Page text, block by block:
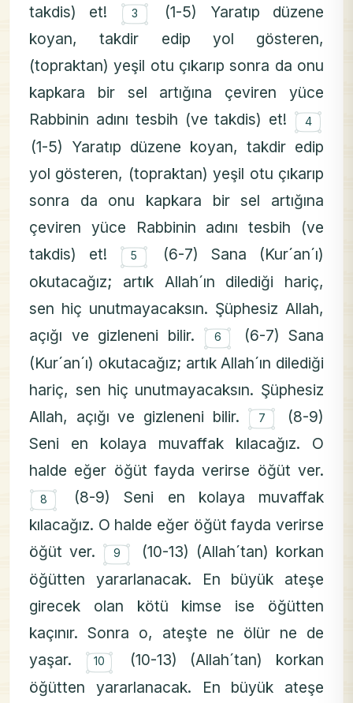
takdis) et! ۝
3
(1-5) Yaratıp düzene
koyan, takdir edip yol gösteren,
(topraktan) yeşil otu çıkarıp sonra da onu
kapkara bir sel artığına çeviren yüce
Rabbinin adını tesbih (ve takdis) et! ۝
4
(1-5) Yaratıp düzene koyan, takdir edip
yol gösteren, (topraktan) yeşil otu çıkarıp
sonra da onu kapkara bir sel artığına
çeviren yüce Rabbinin adını tesbih (ve
takdis) et! ۝
5
(6-7) Sana (Kur´an´ı)
okutacağız; artık Allah´ın dilediği hariç,
sen hiç unutmayacaksın. Şüphesiz Allah,
açığı ve gizleneni bilir. ۝
6
(6-7) Sana
(Kur´an´ı) okutacağız; artık Allah´ın dilediği
hariç, sen hiç unutmayacaksın. Şüphesiz
Allah, açığı ve gizleneni bilir. ۝
7
(8-9)
Seni en kolaya muvaffak kılacağız. O
halde eğer öğüt fayda verirse öğüt ver.
۝
8
(8-9) Seni en kolaya muvaffak
kılacağız. O halde eğer öğüt fayda verirse
öğüt ver. ۝
9
(10-13) (Allah´tan) korkan
öğütten yararlanacak. En büyük ateşe
girecek olan kötü kimse ise öğütten
kaçınır. Sonra o, ateşte ne ölür ne de
yaşar. ۝
10
(10-13) (Allah´tan) korkan
öğütten yararlanacak. En büyük ateşe